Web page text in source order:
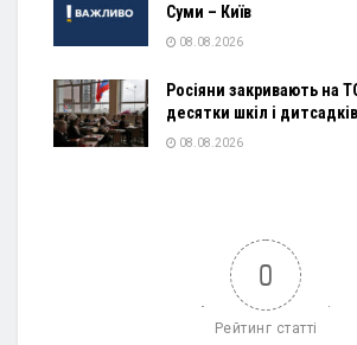
Суми – Київ
08.08.2026
Росіяни закривають на
десятки шкіл і
08.08.2026
0
Рейтинг статті